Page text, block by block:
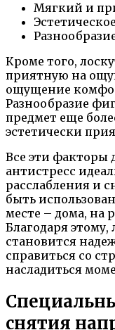
Мягкий и
Кроме того,
приятную на
ощущение
Разнообразие
предмет еще
эстетически
Все эти факторы
антистресс
расслабления и
быть
месте – дома, на
Благодаря
становится
справиться со
насладиться
снятия